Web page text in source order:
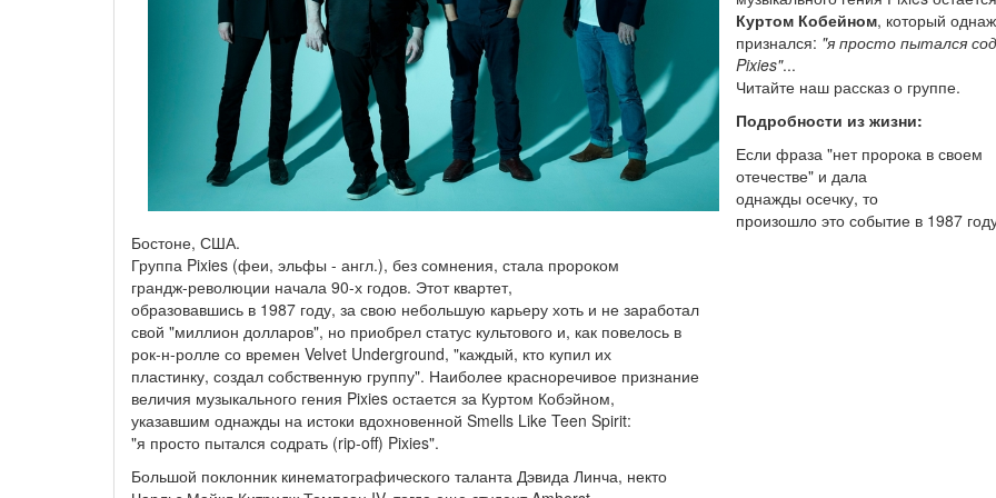
Куртом Кобейном, который
признался: "я просто пытался
Pixies"...
Читайте наш рассказ о группе.
Подробности из жизни:
Если фраза "нет пророка в своем
отечестве" и дала
однажды осечку, то
произошло это событие в 1987
Бостоне, США.
Группа Pixies (феи, эльфы - англ.), без сомнения, стала пророком
грандж-революции начала 90-х годов. Этот квартет,
образовавшись в 1987 году, за свою небольшую карьеру хоть и не заработал
свой "миллион долларов", но приобрел статус культового и, как повелось в
рок-н-ролле со времен Velvet Underground, "каждый, кто купил их
пластинку, создал собственную группу". Наиболее красноречивое признание
величия музыкального гения Pixies остается за Куртом Кобэйном,
указавшим однажды на истоки вдохновенной Smells Like Teen Spirit:
"я просто пытался содрать (rip-off) Pixies".
Большой поклонник кинематографического таланта Дэвида Линча, некто